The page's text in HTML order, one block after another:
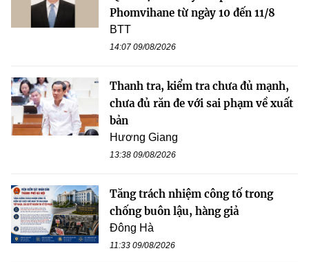
Phomvihane từ ngày 10 đến 11/8
BTT
14:07 09/08/2026
Thanh tra, kiểm tra chưa đủ mạnh,
chưa đủ răn đe với sai phạm về xuất
bản
Hương Giang
13:38 09/08/2026
Tăng trách nhiệm công tố trong
chống buôn lậu, hàng giả
Đông Hà
11:33 09/08/2026